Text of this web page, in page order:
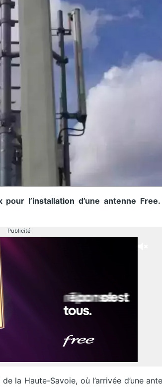
l’installation d’une antenne Free.
Publicité
la Haute-Savoie, où l’arrivée d’une